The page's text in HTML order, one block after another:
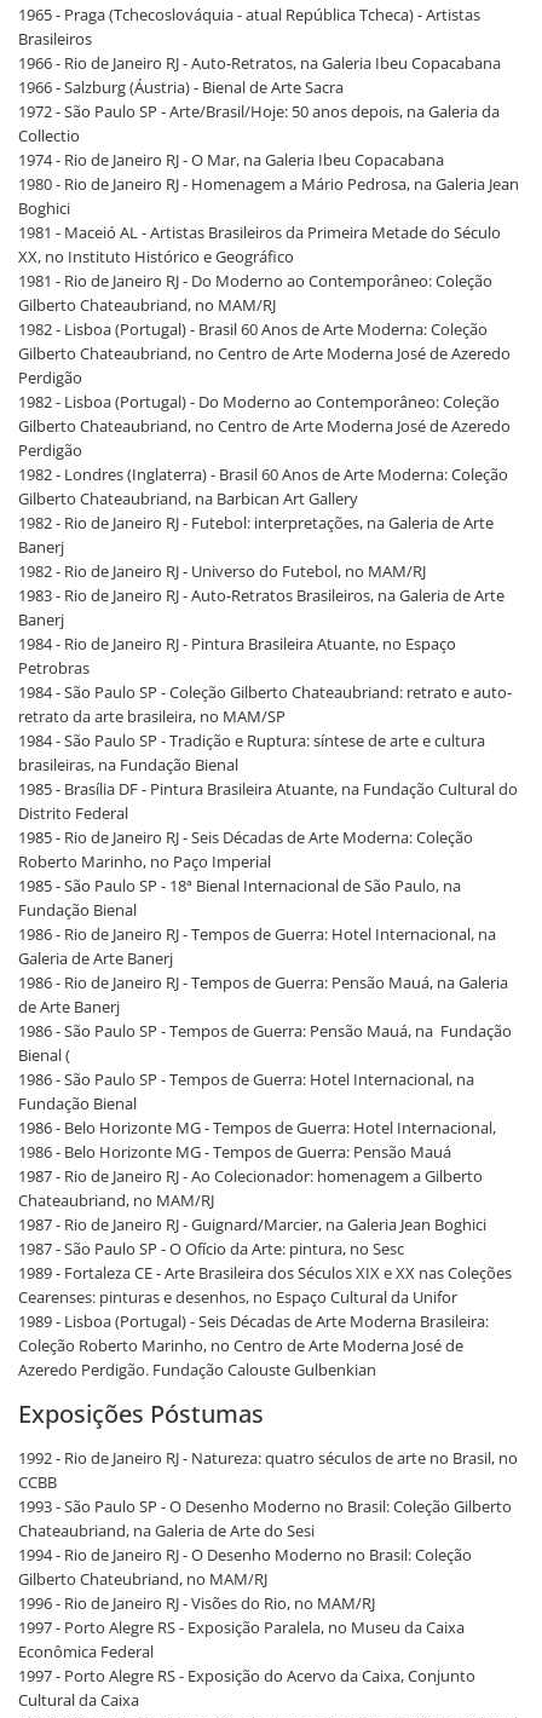
1965 - Praga (Tchecoslováquia - atual República Tcheca) - Artistas
Brasileiros
1966 - Rio de Janeiro RJ - Auto-Retratos, na Galeria Ibeu Copacabana
1966 - Salzburg (Áustria) - Bienal de Arte Sacra
1972 - São Paulo SP - Arte/Brasil/Hoje: 50 anos depois, na Galeria da
Collectio
1974 - Rio de Janeiro RJ - O Mar, na Galeria Ibeu Copacabana
1980 - Rio de Janeiro RJ - Homenagem a Mário Pedrosa, na Galeria Jean
Boghici
1981 - Maceió AL - Artistas Brasileiros da Primeira Metade do Século
XX, no Instituto Histórico e Geográfico
1981 - Rio de Janeiro RJ - Do Moderno ao Contemporâneo: Coleção
Gilberto Chateaubriand, no MAM/RJ
1982 - Lisboa (Portugal) - Brasil 60 Anos de Arte Moderna: Coleção
Gilberto Chateaubriand, no Centro de Arte Moderna José de Azeredo
Perdigão
1982 - Lisboa (Portugal) - Do Moderno ao Contemporâneo: Coleção
Gilberto Chateaubriand, no Centro de Arte Moderna José de Azeredo
Perdigão
1982 - Londres (Inglaterra) - Brasil 60 Anos de Arte Moderna: Coleção
Gilberto Chateaubriand, na Barbican Art Gallery
1982 - Rio de Janeiro RJ - Futebol: interpretações, na Galeria de Arte
Banerj
1982 - Rio de Janeiro RJ - Universo do Futebol, no MAM/RJ
1983 - Rio de Janeiro RJ - Auto-Retratos Brasileiros, na Galeria de Arte
Banerj
1984 - Rio de Janeiro RJ - Pintura Brasileira Atuante, no Espaço
Petrobras
1984 - São Paulo SP - Coleção Gilberto Chateaubriand: retrato e auto-
retrato da arte brasileira, no MAM/SP
1984 - São Paulo SP - Tradição e Ruptura: síntese de arte e cultura
brasileiras, na Fundação Bienal
1985 - Brasília DF - Pintura Brasileira Atuante, na Fundação Cultural do
Distrito Federal
1985 - Rio de Janeiro RJ - Seis Décadas de Arte Moderna: Coleção
Roberto Marinho, no Paço Imperial
1985 - São Paulo SP - 18ª Bienal Internacional de São Paulo, na
Fundação Bienal
1986 - Rio de Janeiro RJ - Tempos de Guerra: Hotel Internacional, na
Galeria de Arte Banerj
1986 - Rio de Janeiro RJ - Tempos de Guerra: Pensão Mauá, na Galeria
de Arte Banerj
1986 - São Paulo SP - Tempos de Guerra: Pensão Mauá, na Fundação
Bienal (
1986 - São Paulo SP - Tempos de Guerra: Hotel Internacional, na
Fundação Bienal
1986 - Belo Horizonte MG - Tempos de Guerra: Hotel Internacional,
1986 - Belo Horizonte MG - Tempos de Guerra: Pensão Mauá
1987 - Rio de Janeiro RJ - Ao Colecionador: homenagem a Gilberto
Chateaubriand, no MAM/RJ
1987 - Rio de Janeiro RJ - Guignard/Marcier, na Galeria Jean Boghici
1987 - São Paulo SP - O Ofício da Arte: pintura, no Sesc
1989 - Fortaleza CE - Arte Brasileira dos Séculos XIX e XX nas Coleções
Cearenses: pinturas e desenhos, no Espaço Cultural da Unifor
1989 - Lisboa (Portugal) - Seis Décadas de Arte Moderna Brasileira:
Coleção Roberto Marinho, no Centro de Arte Moderna José de
Azeredo Perdigão. Fundação Calouste Gulbenkian
Exposições Póstumas
1992 - Rio de Janeiro RJ - Natureza: quatro séculos de arte no Brasil, no
CCBB
1993 - São Paulo SP - O Desenho Moderno no Brasil: Coleção Gilberto
Chateaubriand, na Galeria de Arte do Sesi
1994 - Rio de Janeiro RJ - O Desenho Moderno no Brasil: Coleção
Gilberto Chateubriand, no MAM/RJ
1996 - Rio de Janeiro RJ - Visões do Rio, no MAM/RJ
1997 - Porto Alegre RS - Exposição Paralela, no Museu da Caixa
Econômica Federal
1997 - Porto Alegre RS - Exposição do Acervo da Caixa, Conjunto
Cultural da Caixa